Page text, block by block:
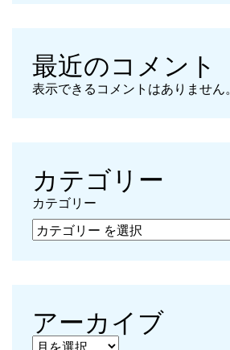
最近のコメント
表示できるコメントはありません。
カテゴリー
カテゴリー
アーカイブ
アーカイブ